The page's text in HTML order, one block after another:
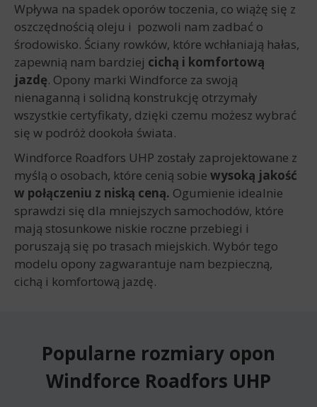
Wpływa na spadek oporów toczenia, co wiążę się z
oszczędnością oleju i pozwoli nam zadbać o
środowisko. Ściany rowków, które wchłaniają hałas,
zapewnią nam bardziej cichą i komfortową
jazdę. Opony marki Windforce za swoją
nienaganną i solidną konstrukcję otrzymały
wszystkie certyfikaty, dzięki czemu możesz wybrać
się w podróż dookoła świata.
Windforce Roadfors UHP zostały zaprojektowane z
myślą o osobach, które cenią sobie wysoką jakość
w połączeniu z niską ceną. Ogumienie idealnie
sprawdzi się dla mniejszych samochodów, które
mają stosunkowe niskie roczne przebiegi i
poruszają się po trasach miejskich. Wybór tego
modelu opony zagwarantuje nam bezpieczną,
cichą i komfortową jazdę.
Popularne rozmiary opon
Windforce Roadfors UHP